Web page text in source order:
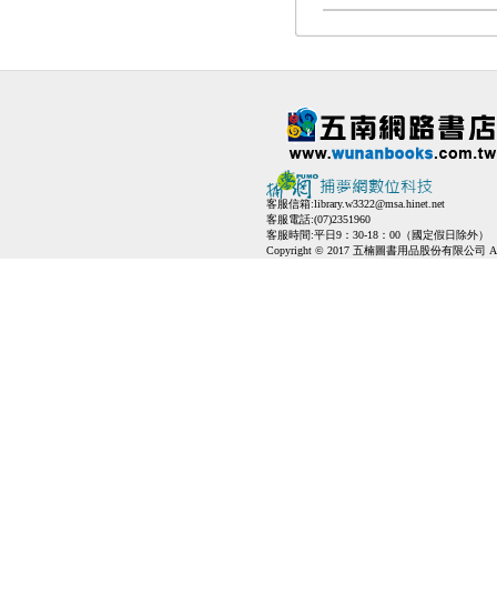
客服信箱:library.w3322@msa.hinet.net
客服電話:(07)2351960
客服時間:平日9：30-18：00（國定假日除外）
Copyright © 2017 五楠圖書用品股份有限公司